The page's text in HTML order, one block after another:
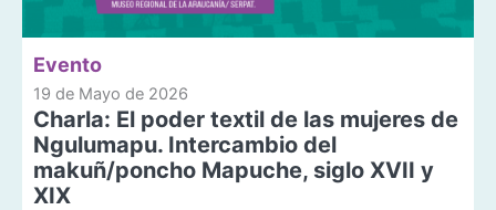
Evento
19 de Mayo de 2026
Charla: El poder textil de las mujeres de
Ngulumapu. Intercambio del
makuñ/poncho Mapuche, siglo XVII y
XIX